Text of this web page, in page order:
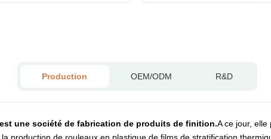
Production OEM/ODM R&D
une société de fabrication de produits de finition.A ce jour,